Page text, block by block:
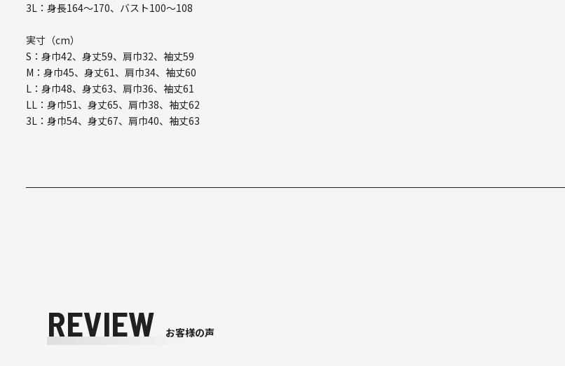
3L：身長164～170、バスト100～108
実寸（cm）
S：身巾42、身丈59、肩巾32、袖丈59
M：身巾45、身丈61、肩巾34、袖丈60
L：身巾48、身丈63、肩巾36、袖丈61
LL：身巾51、身丈65、肩巾38、袖丈62
3L：身巾54、身丈67、肩巾40、袖丈63
REVIEW お客様の声